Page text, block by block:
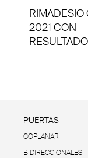
RIMADESIO
2021 CON
PUERTAS
COPLANAR
BIDIRECCIONALES